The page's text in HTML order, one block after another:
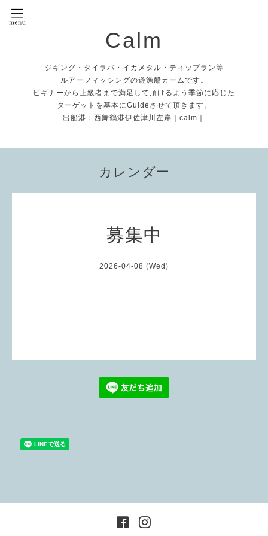
Calm
ジギング・タイラバ・イカメタル・ティップラン等
ルアーフィッシングの遊漁船カームです。
ビギナーから上級者まで満足して頂けるよう季節に応じた
ターゲットを基本にGuideさせて頂きます。
出船港：西舞鶴港伊佐津川左岸｜calm｜
カレンダー
募集中
2026-04-08 (Wed)